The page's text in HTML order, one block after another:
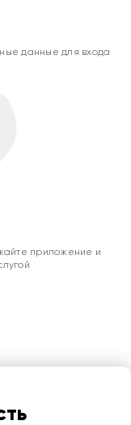
данные для входа
приложение и